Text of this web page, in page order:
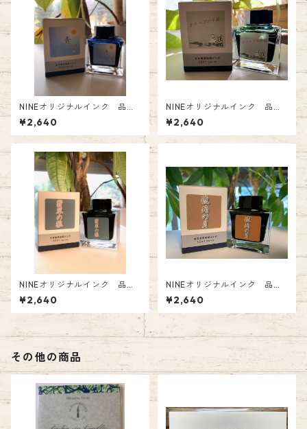
NINEオリジナルインク 品番:
NI-039 青と夏 Fountain P
en Ink
¥2,640
NINEオリジナルインク 品番:
NI-037 オリーブの午后 Fou
ntain Pen Ink
¥2,640
NINEオリジナルインク 品番:
NI-050 翡翠の狼 Fountain P
en Ink
¥2,640
NINEオリジナルインク 品番:
NI-049 琥珀の月 Fountain P
en Ink
¥2,640
その他の商品